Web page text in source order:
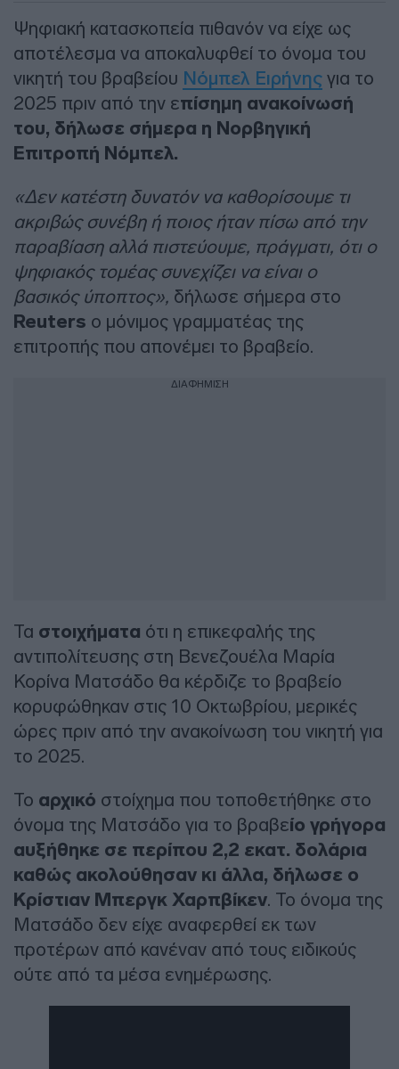
Ψηφιακή κατασκοπεία πιθανόν να είχε ως
αποτέλεσμα να αποκαλυφθεί το όνομα του
νικητή του βραβείου Νόμπελ Ειρήνης για το
2025 πριν από την επίσημη ανακοίνωσή
του, δήλωσε σήμερα η Νορβηγική
Επιτροπή Νόμπελ.
«Δεν κατέστη δυνατόν να καθορίσουμε τι
ακριβώς συνέβη ή ποιος ήταν πίσω από την
παραβίαση αλλά πιστεύουμε, πράγματι, ότι ο
ψηφιακός τομέας συνεχίζει να είναι ο
βασικός ύποπτος», δήλωσε σήμερα στο
Reuters ο μόνιμος γραμματέας της
επιτροπής που απονέμει το βραβείο.
ΔΙΑΦΗΜΙΣΗ
Τα στοιχήματα ότι η επικεφαλής της
αντιπολίτευσης στη Βενεζουέλα Μαρία
Κορίνα Ματσάδο θα κέρδιζε το βραβείο
κορυφώθηκαν στις 10 Οκτωβρίου, μερικές
ώρες πριν από την ανακοίνωση του νικητή για
το 2025.
Το αρχικό στοίχημα που τοποθετήθηκε στο
όνομα της Ματσάδο για το βραβείο γρήγορα
αυξήθηκε σε περίπου 2,2 εκατ. δολάρια
καθώς ακολούθησαν κι άλλα, δήλωσε ο
Κρίστιαν Μπεργκ Χαρπβίκεν. Το όνομα της
Ματσάδο δεν είχε αναφερθεί εκ των
προτέρων από κανέναν από τους ειδικούς
ούτε από τα μέσα ενημέρωσης.